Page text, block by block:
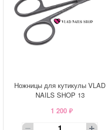
Ножницы для кутикулы VLAD
NAILS SHOP 13
1 200 ₽